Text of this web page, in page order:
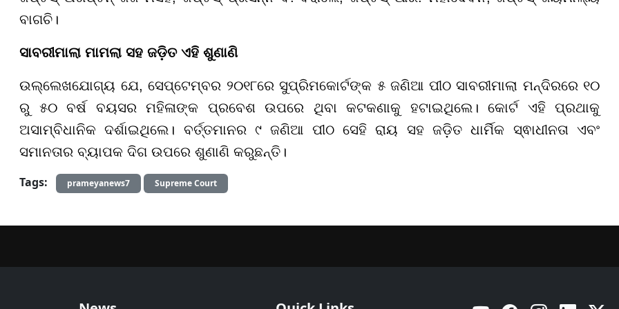
ବାଗଚି।
ସାବରୀମାଲା ମାମଲା ସହ ଜଡ଼ିତ ଏହି ଶୁଣାଣି
ଉଲ୍ଲେଖଯୋଗ୍ୟ ଯେ, ସେପ୍ଟେମ୍ବର ୨୦୧୮ରେ ସୁପ୍ରିମକୋର୍ଟଙ୍କ ୫ ଜଣିଆ ପୀଠ ସାବରୀମାଲା ମନ୍ଦିରରେ ୧୦
ରୁ ୫୦ ବର୍ଷ ବୟସର ମହିଳାଙ୍କ ପ୍ରବେଶ ଉପରେ ଥିବା କଟକଣାକୁ ହଟାଇଥିଲେ। କୋର୍ଟ ଏହି ପ୍ରଥାକୁ
ଅସାମ୍ବିଧାନିକ ଦର୍ଶାଇଥିଲେ। ବର୍ତ୍ତମାନର ୯ ଜଣିଆ ପୀଠ ସେହି ରାୟ ସହ ଜଡ଼ିତ ଧାର୍ମିକ ସ୍ଵାଧୀନତା ଏବଂ
ସମାନତାର ବ୍ୟାପକ ଦିଗ ଉପରେ ଶୁଣାଣି କରୁଛନ୍ତି।
Tags:
prameyanews7 Supreme Court
YouTube Facebook Instagram